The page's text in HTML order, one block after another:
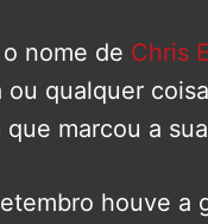
nome de Chris
qualquer
marcou a
houve a